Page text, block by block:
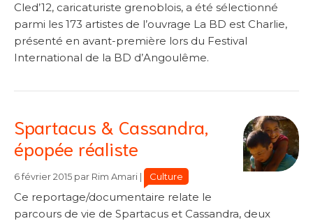
Cled’12, caricaturiste grenoblois, a été sélectionné
parmi les 173 artistes de l’ouvrage La BD est Charlie,
présenté en avant-première lors du Festival
International de la BD d’Angoulême.
Spartacus & Cassandra,
épopée réaliste
6 février 2015 par Rim Amari Catégories
Catégories
Culture
Ce reportage/documentaire relate le
parcours de vie de Spartacus et Cassandra, deux